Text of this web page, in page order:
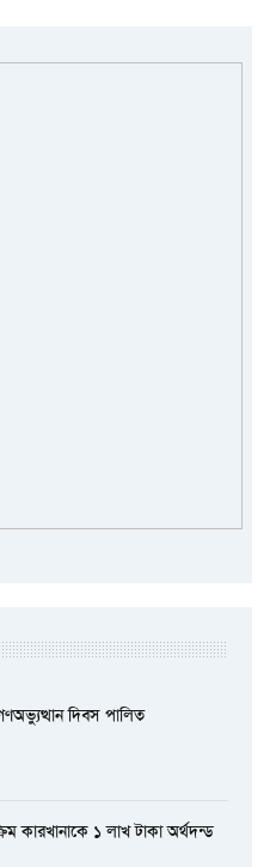
দিবস পালিত
কারখানাকে ১ লাখ টাকা অর্থদন্ড